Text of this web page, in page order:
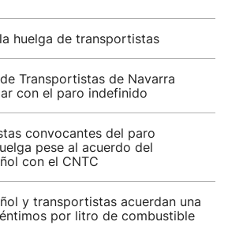
huelga de transportistas
Transportistas de Navarra
con el paro indefinido
convocantes del paro
pese al acuerdo del
con el CNTC
y transportistas acuerdan una
por litro de combustible